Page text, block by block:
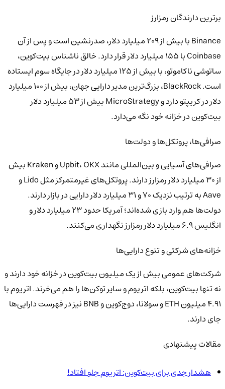
برترین دارندگان رمزارز
Binance با بیش از ۲۰۹ میلیارد دلار، صدرنشین است و پس از آن
Coinbase با ۱۵۵ میلیارد دلار قرار دارد. خالق ناشناس بیت‌کوین،
ساتوشی ناکاموتو، با بیش از ۱۲۵ میلیارد دلار در جایگاه سوم ایستاده
است. BlackRock، بزرگ‌ترین مدیر دارایی جهان، بیش از ۱۰۰ میلیارد
دلار در کریپتو دارد و MicroStrategy بیش از ۵۳ میلیارد دلار
بیت‌کوین در خزانه خود نگه می‌دارد.
صرافی‌ها، پروتکل‌ها و دولت‌ها
صرافی‌های آسیایی و بین‌المللی مانند Upbit، OKX و Kraken بیش
از ۳۰ میلیارد دلار رمزارز دارند. پروتکل‌های غیرمتمرکز مثل Lido و
Aave به ترتیب نزدیک ۷۰ و ۳۱ میلیارد دلار دارایی در بازار دارند.
دولت‌ها هم وارد بازی شده‌اند؛ آمریکا حدود ۲۳ میلیارد دلار و
انگلیس ۶.۹ میلیارد دلار رمزارز نگهداری می‌کنند.
خزانه‌های شرکتی و تنوع دارایی‌ها
شرکت‌های عمومی بیش از یک میلیون بیت‌کوین در خزانه خود دارند و
نه تنها بیت‌کوین، بلکه اتریوم و سایر توکن‌ها را هم می‌خرند. اتریوم با
۴.۹۱ میلیون ETH و سولانا، دوج‌کوین و BNB نیز در فهرست دارایی‌ها
جای دارند.
مقالات پیشنهادی
هشدار جدی برای بیت‌کوین: اتریوم جلو افتاد!